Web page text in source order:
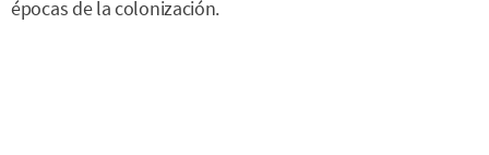
épocas de la colonización.